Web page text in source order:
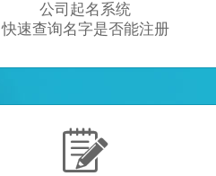
公司起名系统
快速查询名字是否能注册
